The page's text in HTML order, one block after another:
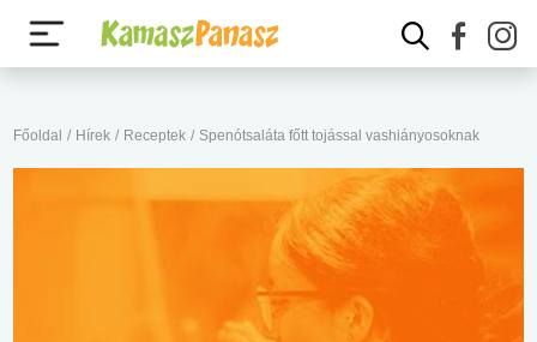
Főoldal / Hírek / Receptek / Spenótsaláta főtt tojással vashiányosoknak